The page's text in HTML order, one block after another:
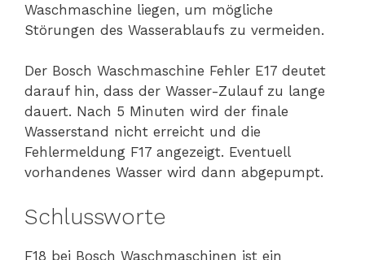
Waschmaschine liegen, um mögliche
Störungen des Wasserablaufs zu vermeiden.
Der Bosch Waschmaschine Fehler E17 deutet
darauf hin, dass der Wasser-Zulauf zu lange
dauert. Nach 5 Minuten wird der finale
Wasserstand nicht erreicht und die
Fehlermeldung F17 angezeigt. Eventuell
vorhandenes Wasser wird dann abgepumpt.
Schlussworte
F18 bei Bosch Waschmaschinen ist ein